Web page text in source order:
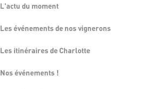
L'actu du moment
Les événements de nos vignerons
Les itinéraires de Charlotte
Nos événements !